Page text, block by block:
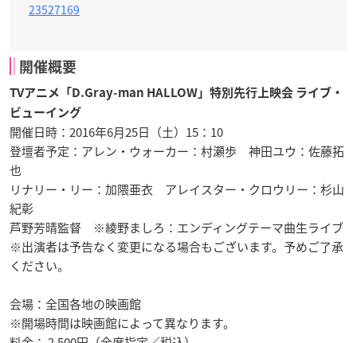
23527169
開催概要
TVアニメ「D.Gray-man HALLOW」特別先行上映会 ライブ・
ビューイング
開催日時：2016年6月25日（土）15：10
登壇者予定：アレン・ウォーカー：村瀬歩 神田ユウ：佐藤拓
也
リナリー・リー：加隈亜衣 アレイスター・クロウリー：杉山
紀彰
芦野芳晴監督 ※綾野ましろ：エンディングテーマ曲生ライブ
※出演者は予告なく変更になる場合もございます。予めご了承
ください。
会場：全国各地の映画館
※開場時間は映画館によって異なります。